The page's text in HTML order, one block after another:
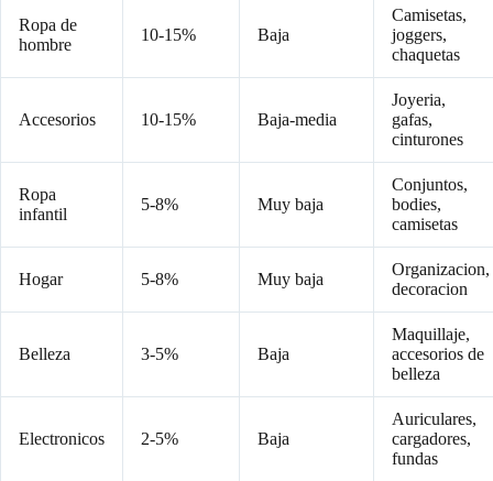
Ropa de
hombre
10-15% Baja
Camisetas,
joggers,
chaquetas
Accesorios 10-15% Baja-media
Joyeria,
gafas,
cinturones
Ropa
infantil
5-8% Muy baja
Conjuntos,
bodies,
camisetas
Hogar 5-8% Muy baja
Organizacion,
decoracion
Belleza 3-5% Baja
Maquillaje,
accesorios de
belleza
Electronicos 2-5% Baja
Auriculares,
cargadores,
fundas